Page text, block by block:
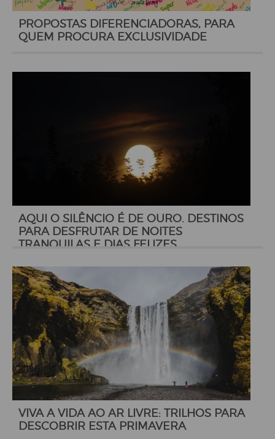
PROPOSTAS DIFERENCIADORAS, PARA
QUEM PROCURA EXCLUSIVIDADE
AQUI O SILÊNCIO É DE OURO. DESTINOS
PARA DESFRUTAR DE NOITES
TRANQUILAS E DIAS FELIZES
VIVA A VIDA AO AR LIVRE: TRILHOS PARA
DESCOBRIR ESTA PRIMAVERA